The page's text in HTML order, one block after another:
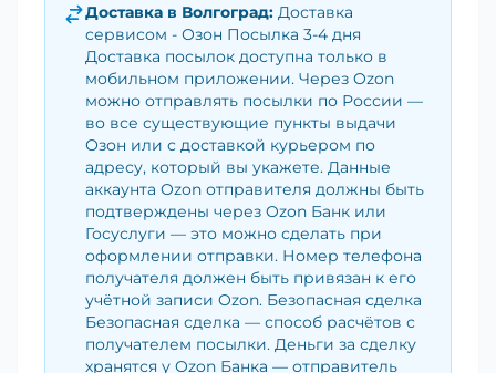
Доставка в Волгоград: Доставка
сервисом - Озон Посылка 3-4 дня
Доставка посылок доступна только в
мобильном приложении. Через Ozon
можно отправлять посылки по России —
во все существующие пункты выдачи
Озон или с доставкой курьером по
адресу, который вы укажете. Данные
аккаунта Ozon отправителя должны быть
подтверждены через Ozon Банк или
Госуслуги — это можно сделать при
оформлении отправки. Номер телефона
получателя должен быть привязан к его
учётной записи Ozon. Безопасная сделка
Безопасная сделка — способ расчётов с
получателем посылки. Деньги за сделку
хранятся у Ozon Банка — отправитель